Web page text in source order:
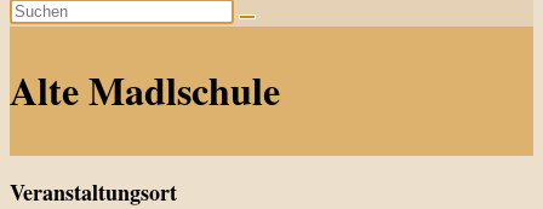
Diese
Alte Madlschule
Veranstaltungsort